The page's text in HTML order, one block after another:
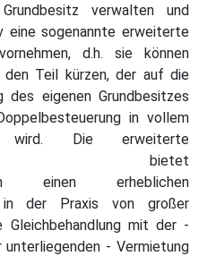
verwalten und
eine sogenannte erweiterte
d.h. sie können
den Teil kürzen, der auf die
des eigenen Grundbesitzes
in vollem
wird. Die erweiterte
bietet
einen erheblichen
der Praxis von großer
Gleichbehandlung mit der -
- Vermietung